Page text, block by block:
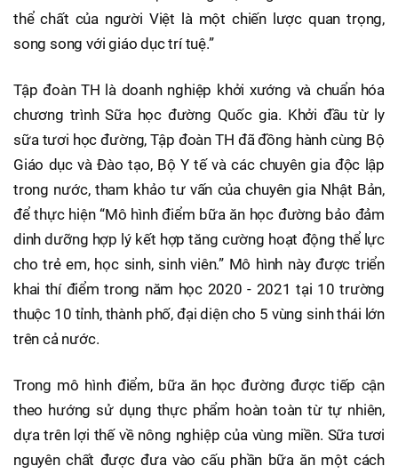
thể chất của người Việt là một chiến lược quan trọng,
song song với giáo dục trí tuệ.”
Tập đoàn TH là doanh nghiệp khởi xướng và chuẩn hóa
chương trình Sữa học đường Quốc gia. Khởi đầu từ ly
sữa tươi học đường, Tập đoàn TH đã đồng hành cùng Bộ
Giáo dục và Đào tạo, Bộ Y tế và các chuyên gia độc lập
trong nước, tham khảo tư vấn của chuyên gia Nhật Bản,
để thực hiện “Mô hình điểm bữa ăn học đường bảo đảm
dinh dưỡng hợp lý kết hợp tăng cường hoạt động thể lực
cho trẻ em, học sinh, sinh viên.” Mô hình này được triển
khai thí điểm trong năm học 2020 - 2021 tại 10 trường
thuộc 10 tỉnh, thành phố, đại diện cho 5 vùng sinh thái lớn
trên cả nước.
Trong mô hình điểm, bữa ăn học đường được tiếp cận
theo hướng sử dụng thực phẩm hoàn toàn từ tự nhiên,
dựa trên lợi thế về nông nghiệp của vùng miền. Sữa tươi
nguyên chất được đưa vào cấu phần bữa ăn một cách